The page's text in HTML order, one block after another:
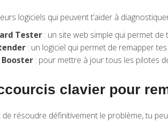
logiciels qui peuvent t’aider à
Tester : un site web simple qui permet
: un logiciel qui permet de remapper
: pour mettre à jour tous les pilotes
clavier pour
de résoudre définitivement le problème, tu